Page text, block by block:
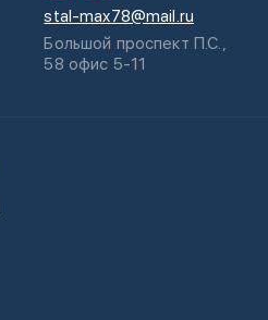
stal-max78@mail.ru
Большой проспект П.С.,
58 офис 5-11